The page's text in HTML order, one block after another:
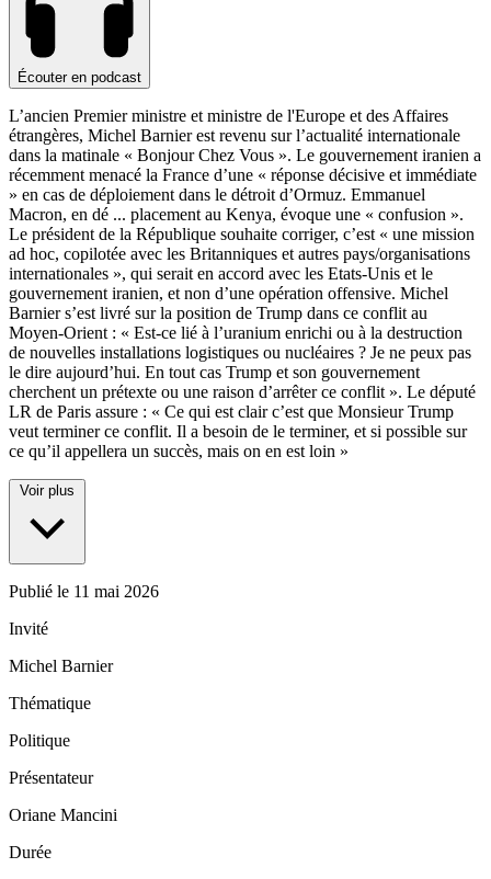
Écouter en podcast
L’ancien Premier ministre et ministre de l'Europe et des Affaires
étrangères, Michel Barnier est revenu sur l’actualité internationale
dans la matinale « Bonjour Chez Vous ». Le gouvernement iranien a
récemment menacé la France d’une « réponse décisive et immédiate
» en cas de déploiement dans le détroit d’Ormuz. Emmanuel
Macron, en dé ... placement au Kenya, évoque une « confusion ».
Le président de la République souhaite corriger, c’est « une mission
ad hoc, copilotée avec les Britanniques et autres pays/organisations
internationales », qui serait en accord avec les Etats-Unis et le
gouvernement iranien, et non d’une opération offensive. Michel
Barnier s’est livré sur la position de Trump dans ce conflit au
Moyen-Orient : « Est-ce lié à l’uranium enrichi ou à la destruction
de nouvelles installations logistiques ou nucléaires ? Je ne peux pas
le dire aujourd’hui. En tout cas Trump et son gouvernement
cherchent un prétexte ou une raison d’arrêter ce conflit ». Le député
LR de Paris assure : « Ce qui est clair c’est que Monsieur Trump
veut terminer ce conflit. Il a besoin de le terminer, et si possible sur
ce qu’il appellera un succès, mais on en est loin »
Voir plus
Publié le 11 mai 2026
Invité
Michel Barnier
Thématique
Politique
Présentateur
Oriane Mancini
Durée